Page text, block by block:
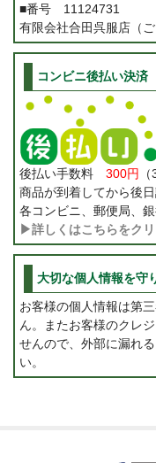
■番号 11124731
有限会社合田呉服店（ご
コンビニ後払い決済
後払い手数料 300円
商品が到着してから後日
各コンビニ、郵便局、
▶詳しくはこちらをクリ
大切な個人情報を守
お客様の個人情報は第
ん。またお客様のクレ
せんので、外部に漏れ
い。